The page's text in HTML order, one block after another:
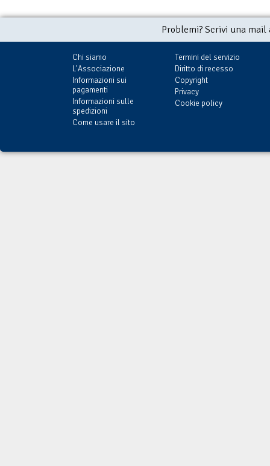
Problemi? Scrivi una
Chi siamo
L'Associazione
Informazioni sui
pagamenti
Informazioni sulle
spedizioni
Come usare il sito
Termini del servizio
Diritto di recesso
Copyright
Privacy
Cookie policy